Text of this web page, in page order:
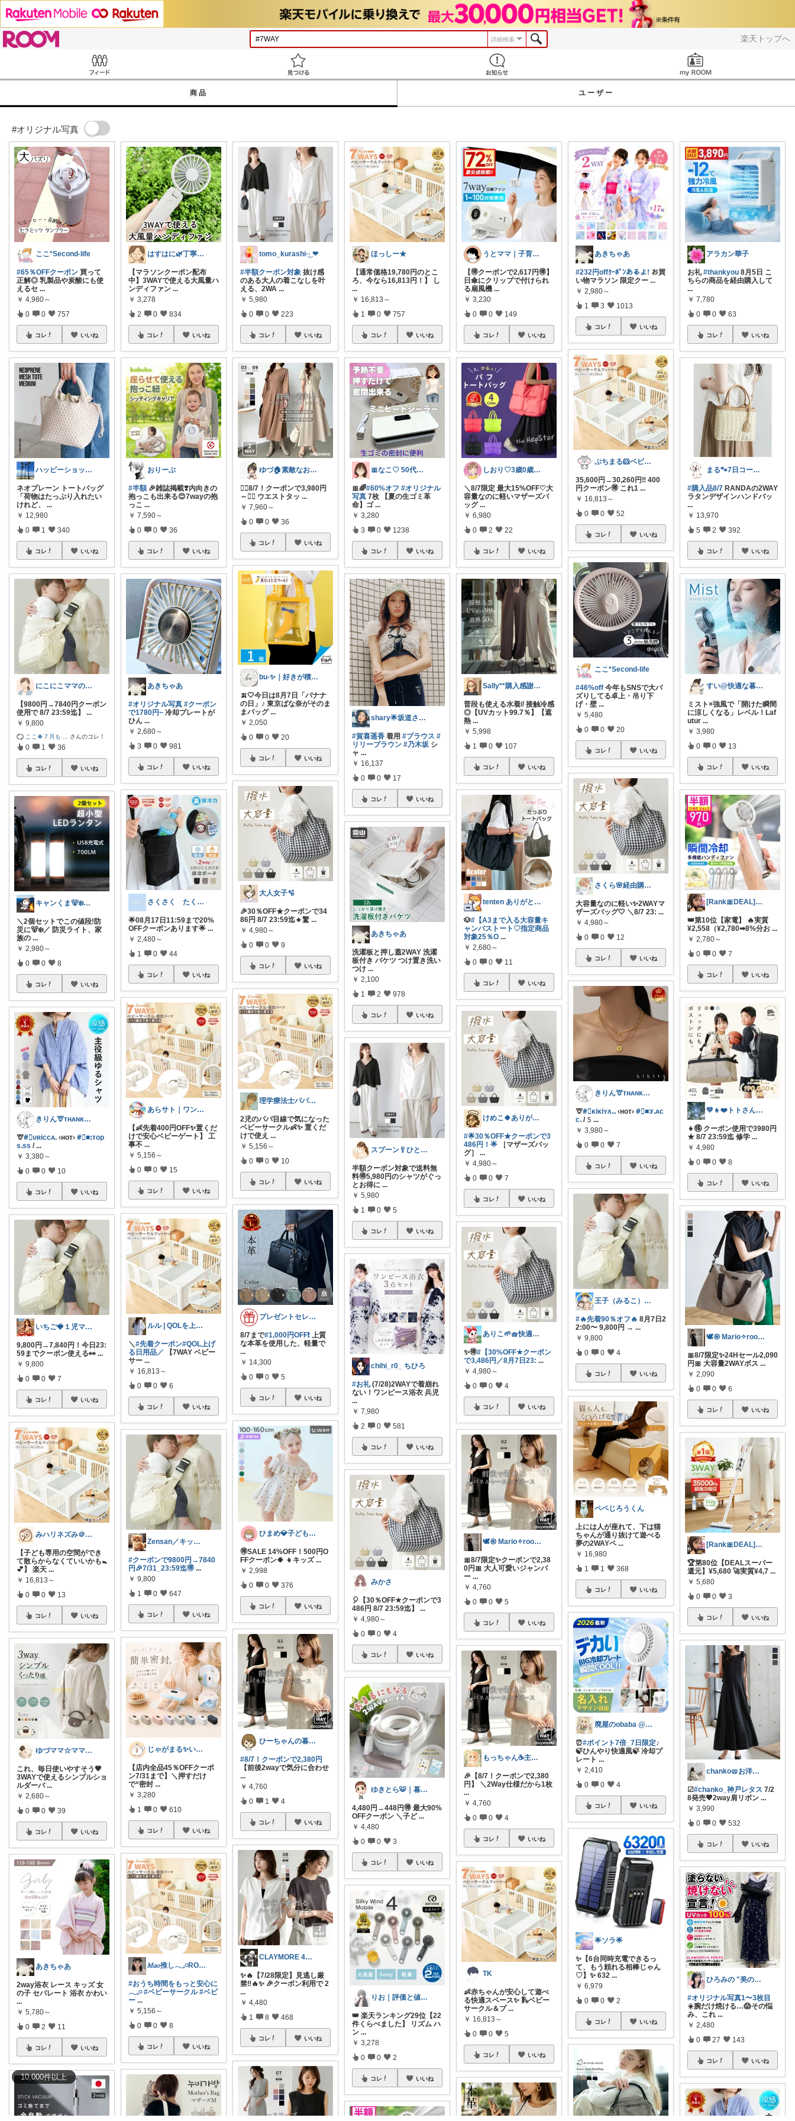
楽天トップへ
詳細検索
商品 ユーザー
#オリジナル写真
10,000件以上
ここ*Second-life
#65％OFFクーポン 買って
正解◎ 乳製品や炭酸にも使
えるセ ...
￥ 4,980～
0 0 757
コレ いいね
ハッピーショッパー77
ネオプレーン トートバッグ
「荷物はたっぷり入れたい
けれど、
...
￥ 12,980
0 1 340
コレ いいね
にこにこママのおきにいり
【9800円→7840円クーポン
使用で 8/7 23:59迄】
...
￥ 9,800
ここ🍀７月も さんのコレ！
0 1 36
コレ いいね
キャンくま🐻‍❄️ママのラク暮らし
＼2個セットでこの値段!防
災に🐻‍❄️／ 防災ライト、家
族の ...
￥ 2,980～
0 0 8
コレ いいね
きりん🦒ᴛʜᴀɴᴋs ᴀʟᴡᴀʏs.
🦒#⃞ᴜʀiccᴀᱹ ‹ʜᴏᴛ› #⃞■ꓽᴛop
sᱹss /...
￥ 3,380～
0 0 10
コレ いいね
いちご🍓１児ママ/出産準備/美容/
9,800円→7,840円！今日23:
59までクーポン使える👀 ...
￥ 9,800
0 0 7
コレ いいね
みハリネズみ＠健康オタク
【子ども専用の空間ができ
て散らからなくていいかも🚼️
💕】 楽天 ...
￥ 16,813～
0 0 13
コレ いいね
ゆづママ☆ママおすすめアイテム✩.*˚
これ、毎日使いやすそう🤎
3WAYで使えるシンプルショ
ルダーバ ...
￥ 2,680～
0 0 39
コレ いいね
あきちゃあ
2way浴衣 レース キッズ 女
の子 セパレート 浴衣 かわい
...
￥ 5,780～
0 2 11
コレ いいね
はすはに🌿丁寧な暮らし
【マラソンクーポン配布
中】3WAYで使える大風量ハ
ンディファン ...
￥ 3,278
2 0 834
コレ いいね
おりーぶ
#半額 🎉雑誌掲載❣️内向きの
抱っこも出来る😊7wayの抱
っこ ...
￥ 7,590～
0 0 36
コレ いいね
あきちゃあ
#オリジナル写真 #クーポン
で1780円~ 冷却プレートが
ひん ...
￥ 2,680～
3 0 981
コレ いいね
さくさく たくさんの訪問感謝です🙇
🌟08月17日11:59まで20%
OFFクーポンあります🌟...
￥ 2,480～
1 0 44
コレ いいね
あらサト｜ワンオペ4児ママ👶
【👶先着400円OFF✨置くだ
けで安心ベビーゲート】 工
事不 ...
￥ 5,156～
0 0 15
コレ いいね
ルル | QOLを上げる日用品
＼#先着クーポン#QOL上げ
る日用品／ 【7WAY ベビー
サー ...
￥ 16,813～
0 0 6
コレ いいね
Zensan／キッズ☆ベビーROOM
#クーポンで9800円→7840
円🎉7/31_23:59迄🉐 ...
￥ 9,800
1 0 647
コレ いいね
じゃがまる✨いつもありがとうございます
【店内全品45％OFFクーポ
ン7/31まで】＼押すだけ
で“密封 ...
￥ 3,280
1 0 610
コレ いいね
𝑀𝑎𝑜推し𓂃𓈒𓏸ROOM
#おうち時間をもっと安心に
𓂃𓈒𓏸 #ベビーサークル #ベビ
ー ...
￥ 5,156～
0 0 8
コレ いいね
tomo_kurashi‪·͜· ❤︎‬
#半額クーポン対象 抜け感
のある大人の着こなしを叶
える、2WA ...
￥ 5,980
0 0 223
コレ いいね
ゆづ🏠素敵なおうち時間
🏃‍♀️8/7！クーポンで3,980円
～🏃‍♀️ ウエストタッ ...
￥ 7,960～
0 0 36
コレ いいね
bu-✨｜好きが積もるROOM
🍌🤍今日は8月7日「バナナ
の日」♪ 東京ばな奈がそのま
まバッグ ...
￥ 2,050
0 0 20
コレ いいね
大人女子🫧
🎉30％OFF★クーポンで34
86円 8/7 23:59迄🔹驚 ...
￥ 4,980～
0 0 9
コレ いいね
理学療法士パパの快適暮らし 👨
2児のパパ目線で気になった
ベビーサークル👶✨ 置くだ
けで使え ...
￥ 5,156～
0 0 10
コレ いいね
プレゼントセレクト館024
8/7まで#1,000円OFF❗ 上質
な本革を使用した、軽量で
...
￥ 14,300
0 0 5
コレ いいね
ひまめ💎子どものいる暮らし
🉐SALE 14%OFF！500円O
FFクーポン🍀 👧キッズ...
￥ 2,998
0 0 376
コレ いいね
ひーちゃんの暮らしと服ROOM🌷
#8/7！クーポンで2,380円
【前後2wayで気分に合わせ
...
￥ 4,760
0 1 4
コレ いいね
CLAYMORE 4日経由購入感謝です
✨🔥【7/28限定】見逃し厳
禁‼️🔥✨ 🎉クーポン利用で 2
...
￥ 4,480
1 8 468
コレ いいね
ほっしー★
【通常価格19,780円のとこ
ろ、今なら16,813円！】 し
...
￥ 16,813～
1 0 757
コレ いいね
🎀なこ♡︎ 50代主婦の"買って正解"
🎀🌈#60%オフ #オリジナル
写真 7枚 【夏の生ゴミ革
命】ゴ ...
￥ 3,280
3 0 1238
コレ いいね
shary🌟坂道さんの衣装と私服✨
#賀喜遥香 着用#ブラウス #
リリーブラウン #乃木坂 シ
ャ ...
￥ 16,137
0 0 17
コレ いいね
あきちゃあ
洗濯板と押し蓋2WAY 洗濯
板付き バケツ つけ置き洗い
つけ ...
￥ 2,100
1 2 978
コレ いいね
スプーン🥄ひとさじの暮らし
半額クーポン対象で送料無
料🉐5,980円のシャツがぐっ
とお得に ...
￥ 5,980
1 0 5
コレ いいね
chihi_r0_ ちひろ
#お礼(7/28)2WAYで着崩れ
ない！ワンピース浴衣 兵児
...
￥ 7,980
2 0 581
コレ いいね
みかさ
🎈【30％OFF★クーポンで3
486円 8/7 23:59迄】
...
￥ 4,980～
0 0 4
コレ いいね
ゆきとら🐯｜暮らしをラクにしたいパパ
4,480円→448円🉐 最大90%
OFFクーポン ＼子ど ...
￥ 4,480
0 0 3
コレ いいね
りお｜評価と値段でくらべる
👑 楽天ランキング29位【22
件くらべました】 リズム ハ
ン ...
￥ 3,278
0 0 2
コレ いいね
うとママ｜子育て主婦セレクト 🧺
【🉐クーポンで2,617円🉐】
日傘にクリップで付けられ
る扇風機 ...
￥ 3,230
0 0 149
コレ いいね
しおり♡3歳0歳子育て中
＼8/7限定 最大15%OFF♡大
容量なのに軽いマザーズバ
ッグ ...
￥ 6,980
0 2 22
コレ いいね
Sally**購入感謝です☺︎!
普段も使える水着// 接触冷感
◎【UVカット99.7％】【遮
熱 ...
￥ 5,998
1 0 107
コレ いいね
tenten ありがとうございます。😃
🐶#【A3まで入る大容量キ
ャンバストート♡指定商品
対象25％O ...
￥ 2,680～
0 0 11
コレ いいね
けめこ🍀ありがとうございます🤭💕
#🌟30％OFF★クーポンで3
486円！🌟 ［マザーズバッ
グ］
...
￥ 4,980～
0 0 7
コレ いいね
ありこ🌱🧺快適な暮らし雑貨🌻
✨️🉐#【30%OFF★クーポン
で3,486円／8月7日23: ...
￥ 4,980～
0 0 4
コレ いいね
🕊𑁍 Mario✧room 𑁍🕊
🎀8/7限定✨クーポンで2,38
0円🎀 大人可愛いジャンパ
ー ...
￥ 4,760
0 0 5
コレ いいね
もっちゃん☕主婦の癒しとご褒美ROOM
🎉【8/7！クーポンで2,380
円】 ＼2Way仕様だから1枚
...
￥ 4,760
0 0 4
コレ いいね
TK
👶赤ちゃんが安心して遊べ
る快適スペース✨ 🛝ベビー
サークル＆プ ...
￥ 16,813～
0 0 5
コレ いいね
あきちゃあ
#232円offｸｰﾎﾟﾝあるよ! お買
い物マラソン 限定クー ...
￥ 2,980～
1 3 1013
コレ いいね
ぷちまる🐹ベビー子供服♡
35,600円→30,260円‼️ 400
円クーポン🉐 これ1 ...
￥ 16,813～
0 0 52
コレ いいね
ここ*Second-life
#46%off 今年もSNSで大バ
ズりしてる卓上・吊り下
げ・壁 ...
￥ 5,480
0 0 20
コレ いいね
さくら🌸経由購入ありがとう😊
大容量なのに軽い✨2WAYマ
ザーズバッグ🤍 ＼8/7 23: ...
￥ 4,980～
0 0 12
コレ いいね
きりん🦒ᴛʜᴀɴᴋs ᴀʟᴡᴀʏs.
🦒#⃞ᴋiᴋiʏᴧꓺ ‹ʜᴏᴛ›#⃞■ᱺғᱹᴀc
cᱹ / 𝟻 ...
￥ 3,980～
0 0 7
コレ いいね
王子（みるこ）👑便利グッズ×QOL向上
#🔥先着90％オフ🔥 8月7日2
2:00〜 9,800円 →...
￥ 9,800
0 0 4
コレ いいね
ペペじろうくん
上には人が座れて、下は猫
ちゃんが通り抜けて遊べる
夢の2WAYペ ...
￥ 16,980
1 1 368
コレ いいね
廃屋のobaba @ 感謝🙏ほぼ朝コレ
⏰#ポイント7倍_7日限定♪
🍃ひんやり快適風🍃 冷却プ
レート ...
￥ 2,410
0 0 4
コレ いいね
🌟ソラ🌟
✨【6台同時充電できるっ
て、もう頼れる相棒じゃん
♡】✨ 632 ...
￥ 6,979
0 0 2
コレ いいね
アラカン華子
お礼#thankyou 8月5日 こ
ちらの商品を経由購入して
...
￥ 7,780
0 0 63
コレ いいね
まる🐾7日コーデUP♡いつも感謝✽
#購入品8/7 RANDAの2WAY
ラタンデザインハンドバッ
...
￥ 13,970
5 2 392
コレ いいね
すい@快適な暮らしに✨ちょっといい日に✨
ミスト×強風で「開けた瞬間
に涼しくなる」レベル！Laf
utur ...
￥ 3,980
0 0 13
コレ いいね
[Rank🎀DEAL]毎日コレ@ano
👑第10位【家電】 🔥実質
¥2,558（¥2,780➡8%分お ...
￥ 2,780～
0 0 7
コレ いいね
💚👧❤️トトさん 8月🥵
👧🉐 クーポン使用で3980円
★ 8/7 23:59迄 修学 ...
￥ 4,980
0 0 8
コレ いいね
🕊𑁍 Mario✧room 𑁍🕊
🎀8/7限定✨24Hセール2,090
円🎀 大容量2WAYボス ...
￥ 2,090
0 0 6
コレ いいね
[Rank🎀DEAL]毎日コレ@ano
🏆第80位【DEALスーパー
還元】¥5,680 🚀実質¥4,7 ...
￥ 5,680
0 0 3
コレ いいね
chanko🥨お洋服/出産準備💗
☑︎#chanko_神戸レタス 7/2
8発売🤎2way肩リボン ...
￥ 3,990
0 0 532
コレ いいね
ひろみの "美の出る杭💫プロフにお礼✨
#オリジナル写真1〜3枚目
☀️腕だけ焼ける…😱その悩
み、これ ...
￥ 2,480
0 27 143
コレ いいね